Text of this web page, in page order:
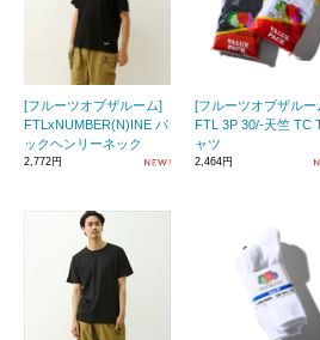
[フルーツオブザルーム]
FTLxNUMBER(N)INE パ
ックヘンリーネック
2,772円
[フルーツオブザルー
FTL 3P 30/-天竺 TC
ャツ
2,464円